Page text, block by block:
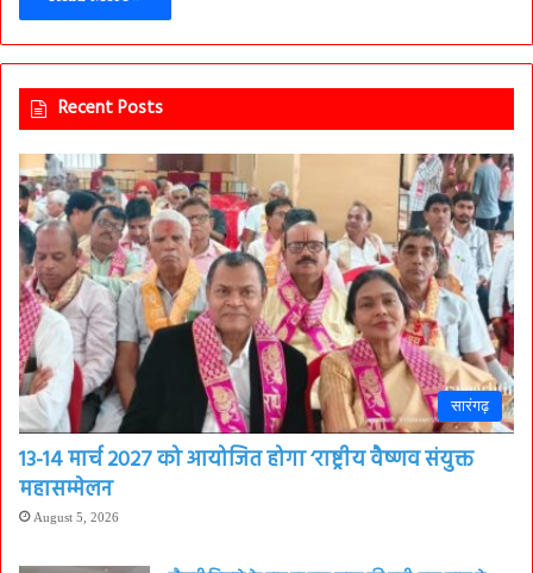
Recent Posts
सारंगढ़
13-14 मार्च 2027 को आयोजित होगा ‘राष्ट्रीय वैष्णव संयुक्त
महासम्मेलन
August 5, 2026